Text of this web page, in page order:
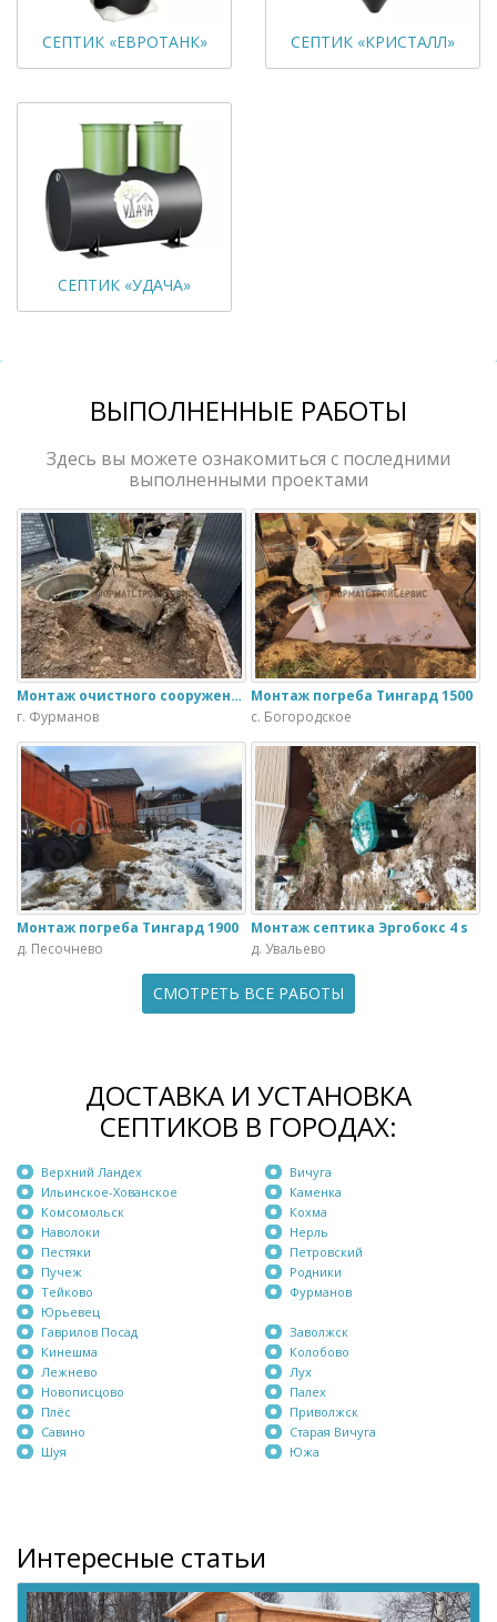
СЕПТИК «ЕВРОТАНК» СЕПТИК «КРИСТАЛЛ»
СЕПТИК «УДАЧА»
ВЫПОЛНЕННЫЕ РАБОТЫ
Здесь вы можете ознакомиться с последними
выполненными проектами
Монтаж очистного сооружения Тверь - 1.1ПН в загородном доме
г. Фурманов
Монтаж погреба Тингард 1500
с. Богородское
Монтаж погреба Тингард 1900
д. Песочнево
Монтаж септика Эргобокс 4 s
д. Увальево
СМОТРЕТЬ ВСЕ РАБОТЫ
ДОСТАВКА И УСТАНОВКА
СЕПТИКОВ В ГОРОДАХ:
Верхний Ландех
Ильинское-Хованское
Комсомольск
Наволоки
Пестяки
Пучеж
Тейково
Юрьевец
Вичуга
Каменка
Кохма
Нерль
Петровский
Родники
Фурманов
Гаврилов Посад
Кинешма
Лежнево
Новописцово
Плёс
Савино
Шуя
Заволжск
Колобово
Лух
Палех
Приволжск
Старая Вичуга
Южа
Интересные статьи